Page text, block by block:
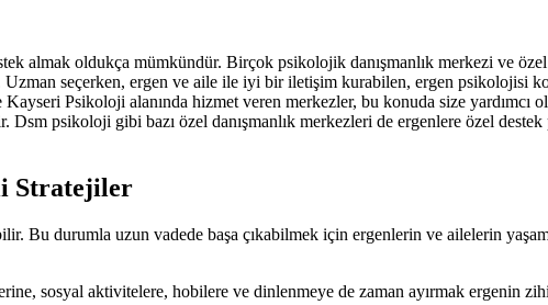
almak oldukça mümkündür. Birçok psikolojik danışmanlık merkezi ve
seçerken, ergen ve aile ile iyi bir iletişim kurabilen, ergen psikolojisi
Psikoloji alanında hizmet veren merkezler, bu konuda size yardımcı
psikoloji gibi bazı özel danışmanlık merkezleri de ergenlere özel
Stratejiler
Bu durumla uzun vadede başa çıkabilmek için ergenlerin ve ailelerin
sosyal aktivitelere, hobilere ve dinlenmeye de zaman ayırmak ergenin